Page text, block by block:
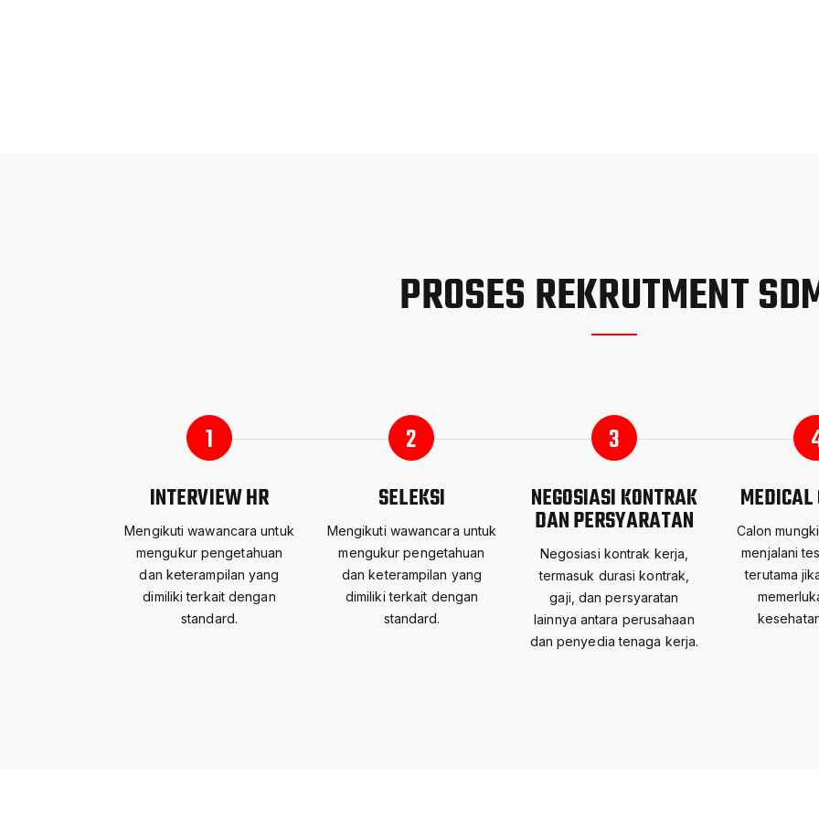
PROSES REKRUTMENT
1
INTERVIEW HR
Mengikuti wawancara untuk
mengukur pengetahuan
dan keterampilan yang
dimiliki terkait dengan
standard.
2
SELEKSI
Mengikuti wawancara untuk
mengukur pengetahuan
dan keterampilan yang
dimiliki terkait dengan
standard.
3
NEGOSIASI KONTRAK
DAN PERSYARATAN
Negosiasi kontrak kerja,
termasuk durasi kontrak,
gaji, dan persyaratan
lainnya antara perusahaan
dan penyedia tenaga kerja.
MEDICAL
Calon
menjalani
terutama